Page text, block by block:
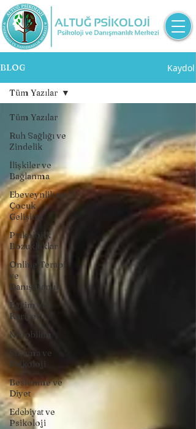
BLOG Kaydol
Tüm Yazılar
Ruh Sağlığı ve
Zindelik
İlişkiler ve
Bağlanma
Ebeveynlik ve
Çocuk
Gelişimi
Psikolojik
Bozukluklar
Online Terapi
ve
Danışmanlık
Eğitim ve
Kariyer
Nörobilim
Sinema ve
Psikoloji
Beslenme ve
Diyet
Edebiyat ve
Psikoloji
Tüm Yazılar